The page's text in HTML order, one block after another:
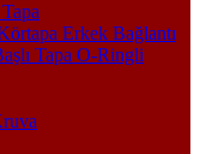
Erkek Bağlantı
Tapa O-Ringli